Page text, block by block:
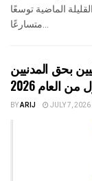
الماضية توسعًا
بحق المدنيين
العام 2026
BYARIJ JULY 7, 2026